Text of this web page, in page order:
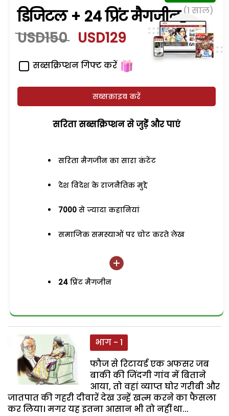
डिजिटल + 24 प्रिंट मैगजीन (1 साल)
USD150 USD129
सब्सक्रिप्शन गिफ्ट करें
सब्सक्राइब करें
सरिता सब्सक्रिप्शन से जुड़ेें और पाएं
सरिता मैगजीन का सारा कंटेंट
देश विदेश के राजनैतिक मुद्दे
7000 से ज्यादा कहानियां
समाजिक समस्याओं पर चोट करते लेख
24 प्रिंट मैगजीन
भाग - 1
फौज से रिटायर्ड एक अफसर जब
बाकी की जिंदगी गांव में बिताने
आया, तो वहां व्याप्त घोर गरीबी और
जातपात की गहरी दीवारें देख उन्हें खत्म करने का फैसला
कर लिया। मगर यह इतना आसान भी तो नहीं था...